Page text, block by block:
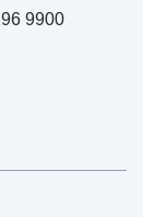
9900